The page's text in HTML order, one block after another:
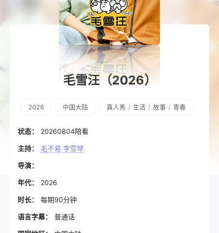
毛雪汪（2026）
2026 中国大陆 真人秀 / 生活 / 故事 / 青春
状态： 20260804陪看
主持： 毛不易 李雪琴
导演：
年代： 2026
时长： 每期90分钟
语言字幕： 普通话